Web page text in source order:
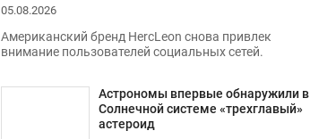
05.08.2026
Американский бренд HercLeon снова привлек
внимание пользователей социальных сетей.
Астрономы впервые обнаружили в
Солнечной системе «трехглавый»
астероид